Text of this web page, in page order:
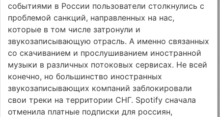
событиями в России пользователи столкнулись с
проблемой санкций, направленных на нас,
которые в том числе затронули и
звукозаписывающую отрасль. А именно связанных
со скачиванием и прослушиванием иностранной
музыки в различных потоковых сервисах. Не всей
конечно, но большинство иностранных
звукозаписывающих компаний заблокировали
свои треки на территории СНГ. Spotify сначала
отменила платные подписки для россиян,